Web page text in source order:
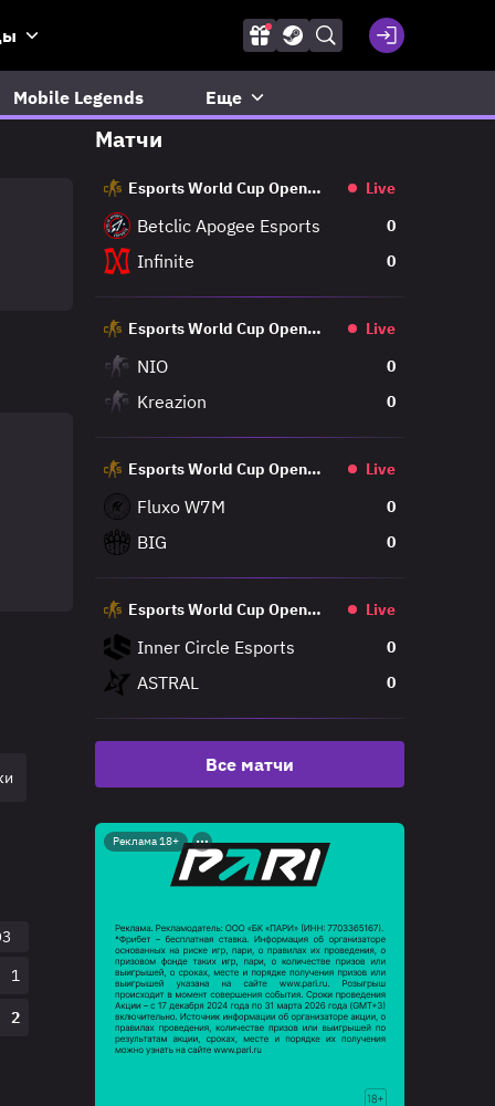
Mobile Legends Еще
1
2
Матчи
Esports World Cup Open
Live
Betclic Apogee Esports 0
Infinite 0
Esports World Cup Open
Live
NIO 0
Kreazion 0
Esports World Cup Open
Live
Fluxo W7M 0
BIG 0
Esports World Cup Open
Live
Inner Circle Esports 0
ASTRAL 0
Все матчи
Реклама 18+